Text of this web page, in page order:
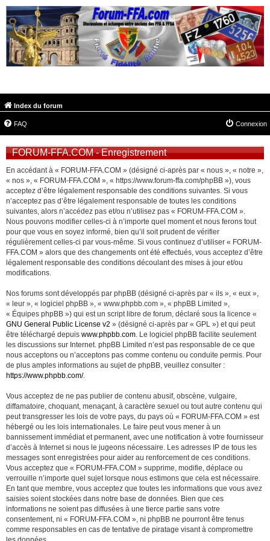
Index du forum
FAQ Connexion
FORUM-FFA.COM - Enregistrement
En accédant à « FORUM-FFA.COM » (désigné ci-après par « nous », « notre »,
« nos », « FORUM-FFA.COM », « https://www.forum-ffa.com/phpBB »), vous
acceptez d’être légalement responsable des conditions suivantes. Si vous
n’acceptez pas d’être légalement responsable de toutes les conditions
suivantes, alors n’accédez pas et/ou n’utilisez pas « FORUM-FFA.COM ».
Nous pouvons modifier celles-ci à n’importe quel moment et nous ferons tout
pour que vous en soyez informé, bien qu’il soit prudent de vérifier
régulièrement celles-ci par vous-même. Si vous continuez d’utiliser « FORUM-
FFA.COM » alors que des changements ont été effectués, vous acceptez d’être
légalement responsable des conditions découlant des mises à jour et/ou
modifications.
Nos forums sont développés par phpBB (désigné ci-après par « ils », « eux »,
« leur », « logiciel phpBB », « www.phpbb.com », « phpBB Limited »,
« Équipes phpBB ») qui est un script libre de forum, déclaré sous la licence «
GNU General Public License v2 » (désigné ci-après par « GPL ») et qui peut
être téléchargé depuis www.phpbb.com . Le logiciel phpBB facilite seulement
les discussions sur Internet. phpBB Limited n’est pas responsable de ce que
nous acceptons ou n’acceptons pas comme contenu ou conduite permis. Pour
de plus amples informations au sujet de phpBB, veuillez consulter :
https://www.phpbb.com/.
Vous acceptez de ne pas publier de contenu abusif, obscène, vulgaire,
diffamatoire, choquant, menaçant, à caractère sexuel ou tout autre contenu qui
peut transgresser les lois de votre pays, du pays où « FORUM-FFA.COM » est
hébergé ou les lois internationales. Le faire peut vous mener à un
bannissement immédiat et permanent, avec une notification à votre fournisseur
d’accès à Internet si nous le jugeons nécessaire. Les adresses IP de tous les
messages sont enregistrées pour aider au renforcement de ces conditions.
Vous acceptez que « FORUM-FFA.COM » supprime, modifie, déplace ou
verrouille n’importe quel sujet lorsque nous estimons que cela est nécessaire.
En tant que membre, vous acceptez que toutes les informations que vous avez
saisies soient stockées dans notre base de données. Bien que ces
informations ne soient pas diffusées à une tierce partie sans votre
consentement, ni « FORUM-FFA.COM », ni phpBB ne pourront être tenus
comme responsables en cas de tentative de piratage visant à compromettre